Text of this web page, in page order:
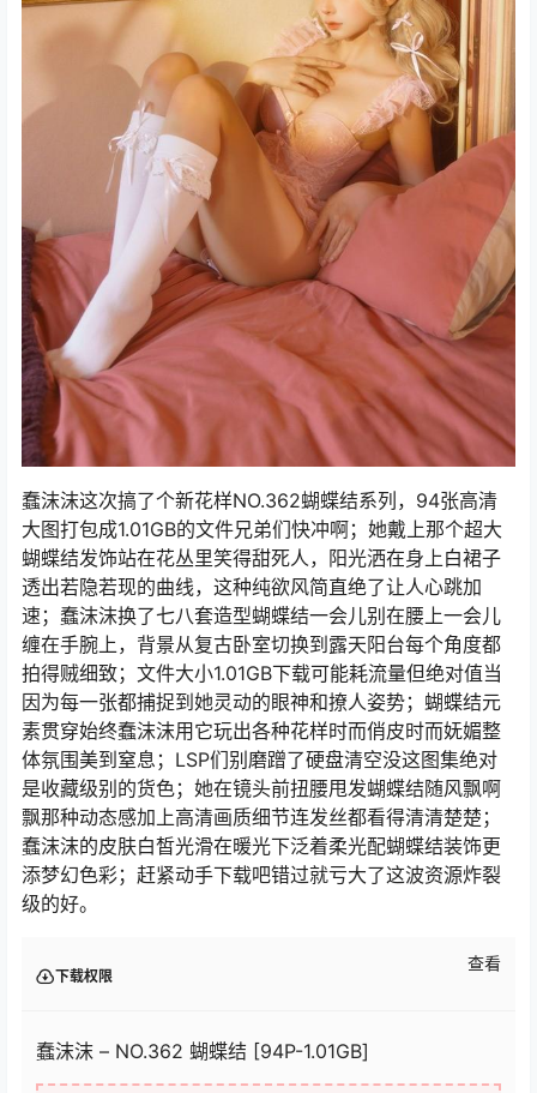
蠢沫沫这次搞了个新花样NO.362蝴蝶结系列，94张高清
大图打包成1.01GB的文件兄弟们快冲啊；她戴上那个超大
蝴蝶结发饰站在花丛里笑得甜死人，阳光洒在身上白裙子
透出若隐若现的曲线，这种纯欲风简直绝了让人心跳加
速；蠢沫沫换了七八套造型蝴蝶结一会儿别在腰上一会儿
缠在手腕上，背景从复古卧室切换到露天阳台每个角度都
拍得贼细致；文件大小1.01GB下载可能耗流量但绝对值当
因为每一张都捕捉到她灵动的眼神和撩人姿势；蝴蝶结元
素贯穿始终蠢沫沫用它玩出各种花样时而俏皮时而妩媚整
体氛围美到窒息；LSP们别磨蹭了硬盘清空没这图集绝对
是收藏级别的货色；她在镜头前扭腰甩发蝴蝶结随风飘啊
飘那种动态感加上高清画质细节连发丝都看得清清楚楚；
蠢沫沫的皮肤白皙光滑在暖光下泛着柔光配蝴蝶结装饰更
添梦幻色彩；赶紧动手下载吧错过就亏大了这波资源炸裂
级的好。
下载权限
查看
蠢沫沫 – NO.362 蝴蝶结 [94P-1.01GB]